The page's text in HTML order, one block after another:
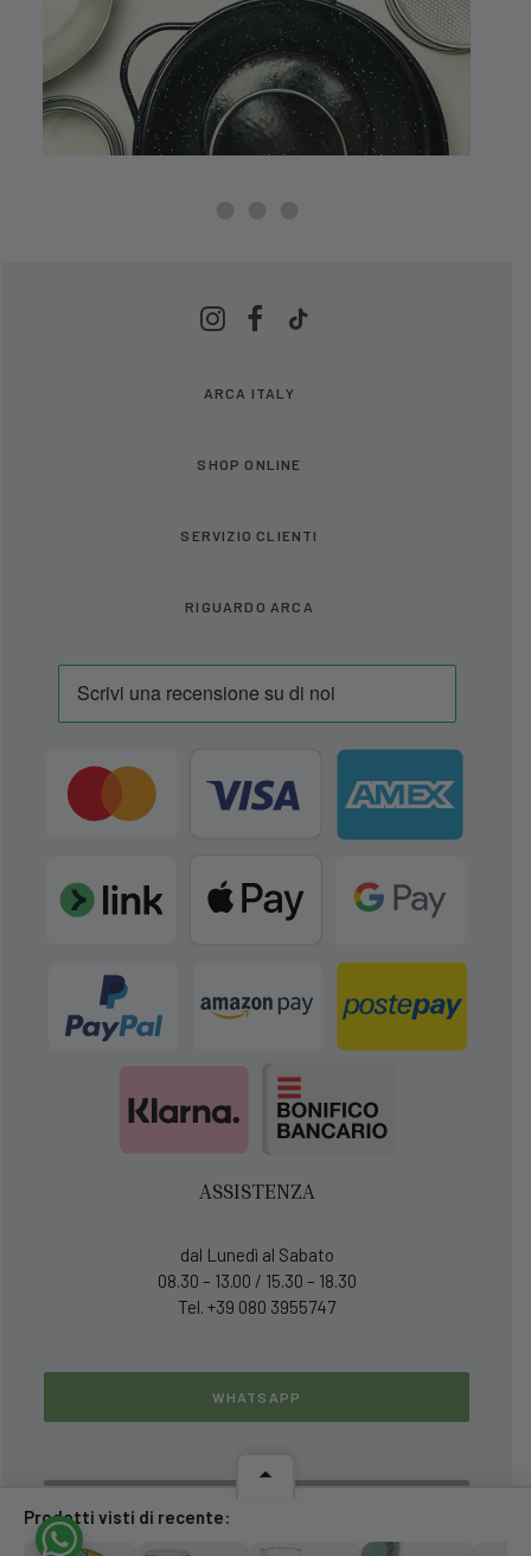
ARCA ITALY
SHOP ONLINE
SERVIZIO CLIENTI
RIGUARDO ARCA
ASSISTENZA
dal Lunedì al Sabato
08.30 – 13.00 / 15.30 – 18.30
Tel. +39 080 3955747
WHATSAPP
Prodotti visti di recente: